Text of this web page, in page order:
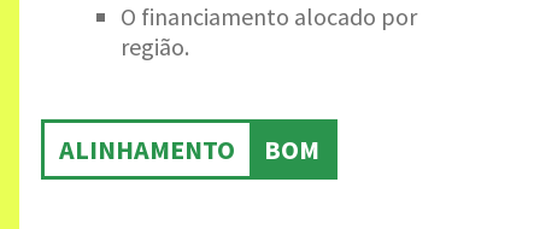
O financiamento alocado por
região.
ALINHAMENTO BOM